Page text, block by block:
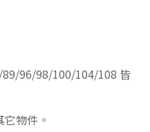
96/98/100/104/108 皆
物件。